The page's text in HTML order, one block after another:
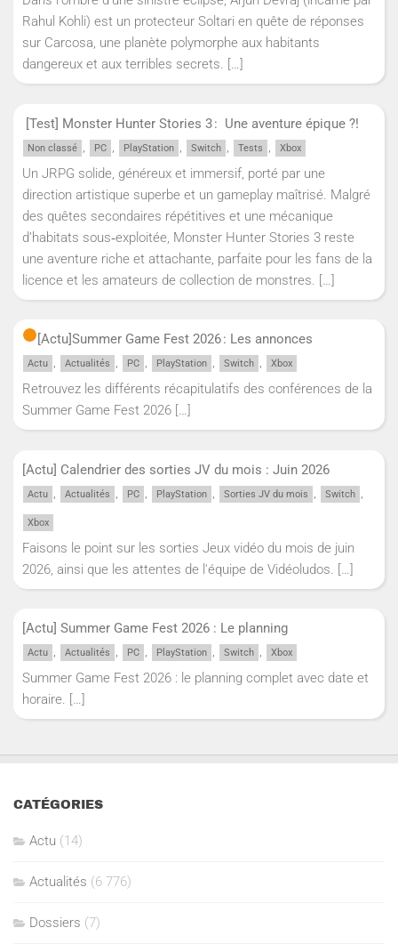
Rahul Kohli) est un protecteur Soltari en quête de réponses
sur Carcosa, une planète polymorphe aux habitants
dangereux et aux terribles secrets. […]
[Test] Monster Hunter Stories 3 : Une aventure épique ?!
Non classé , PC , PlayStation , Switch , Tests , Xbox
Un JRPG solide, généreux et immersif, porté par une
direction artistique superbe et un gameplay maîtrisé. Malgré
des quêtes secondaires répétitives et une mécanique
d’habitats sous‑exploitée, Monster Hunter Stories 3 reste
une aventure riche et attachante, parfaite pour les fans de la
licence et les amateurs de collection de monstres. […]
[Actu]Summer Game Fest 2026 : Les annonces
Actu , Actualités , PC , PlayStation , Switch , Xbox
Retrouvez les différents récapitulatifs des conférences de la
Summer Game Fest 2026 […]
[Actu] Calendrier des sorties JV du mois : Juin 2026
Actu , Actualités , PC , PlayStation , Sorties JV du mois , Switch ,
Xbox
Faisons le point sur les sorties Jeux vidéo du mois de juin
2026, ainsi que les attentes de l'équipe de Vidéoludos. […]
[Actu] Summer Game Fest 2026 : Le planning
Actu , Actualités , PC , PlayStation , Switch , Xbox
Summer Game Fest 2026 : le planning complet avec date et
horaire. […]
CATÉGORIES
Actu (14)
Actualités (6 776)
Dossiers (7)